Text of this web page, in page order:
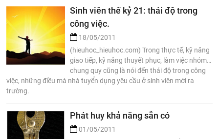
Sinh viên thế kỷ 21: thái độ trong
công việc.
18/05/2011
(hieuhoc_hieuhoc.com) Trong thực tế, kỹ năng
giao tiếp, kỹ năng thuyết phục, làm việc nhóm…
chung quy cũng là nói đến thái độ trong công
việc, những điều mà nhà tuyển dụng yêu cầu ở sinh viên mới ra
trường.
Phát huy khả năng sẵn có
01/05/2011